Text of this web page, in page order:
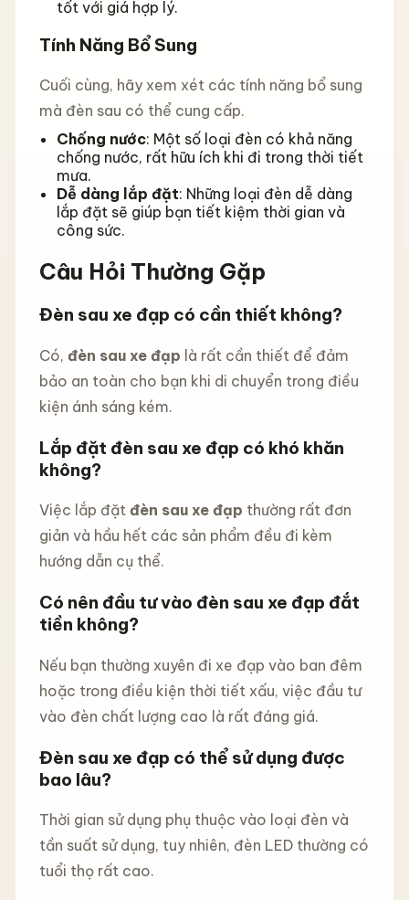
tốt với giá hợp lý.
Tính Năng Bổ Sung
Cuối cùng, hãy xem xét các tính năng bổ sung
mà đèn sau có thể cung cấp.
Chống nước: Một số loại đèn có khả năng
chống nước, rất hữu ích khi đi trong thời tiết
mưa.
Dễ dàng lắp đặt: Những loại đèn dễ dàng
lắp đặt sẽ giúp bạn tiết kiệm thời gian và
công sức.
Câu Hỏi Thường Gặp
Đèn sau xe đạp có cần thiết không?
Có, đèn sau xe đạp là rất cần thiết để đảm
bảo an toàn cho bạn khi di chuyển trong điều
kiện ánh sáng kém.
Lắp đặt đèn sau xe đạp có khó khăn
không?
Việc lắp đặt đèn sau xe đạp thường rất đơn
giản và hầu hết các sản phẩm đều đi kèm
hướng dẫn cụ thể.
Có nên đầu tư vào đèn sau xe đạp đắt
tiền không?
Nếu bạn thường xuyên đi xe đạp vào ban đêm
hoặc trong điều kiện thời tiết xấu, việc đầu tư
vào đèn chất lượng cao là rất đáng giá.
Đèn sau xe đạp có thể sử dụng được
bao lâu?
Thời gian sử dụng phụ thuộc vào loại đèn và
tần suất sử dụng, tuy nhiên, đèn LED thường có
tuổi thọ rất cao.